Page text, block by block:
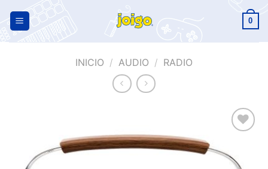
0
INICIO / AUDIO / RADIO
lista de